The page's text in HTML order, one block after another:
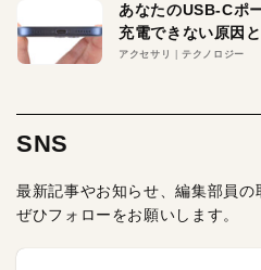
あなたのUSB-Cポ
充電できない原因
アクセサリ テクノロジー
SNS
最新記事やお知らせ、編集部員の
ぜひフォローをお願いします。